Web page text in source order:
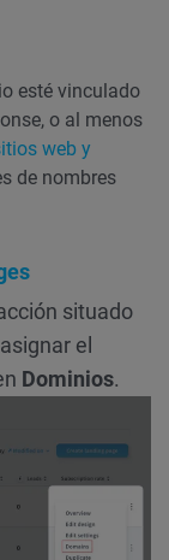
esté vinculado
o al menos
web y
de nombres
situado
el
Dominios.